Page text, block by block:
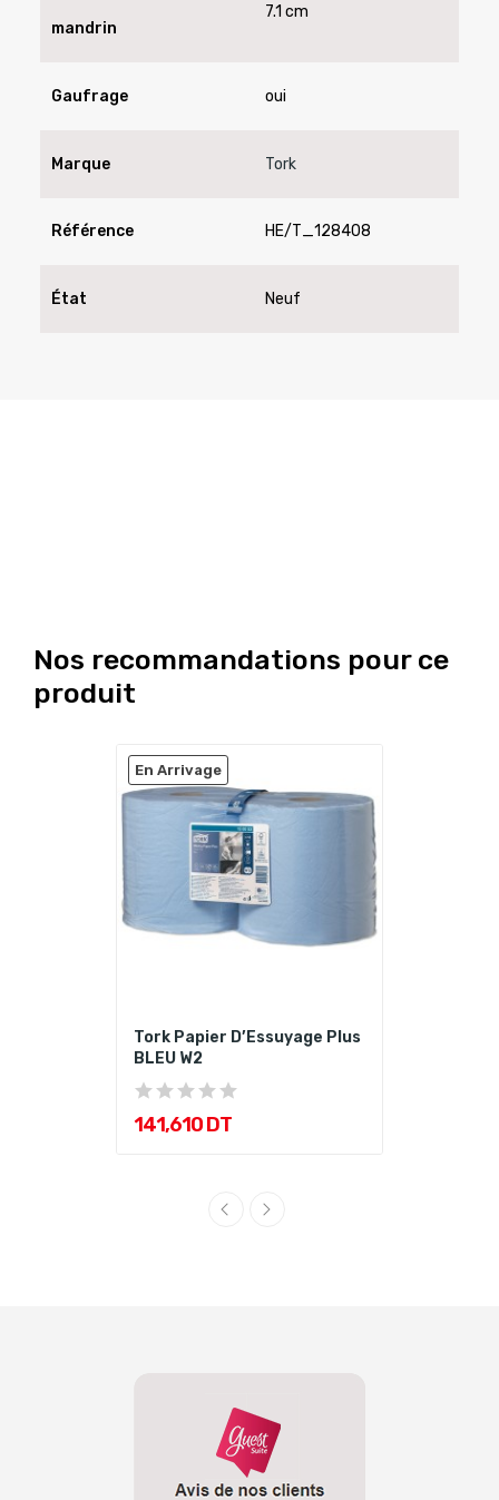
mandrin
7.1 cm
Gaufrage oui
Marque Tork
Référence HE/T_128408
État Neuf
Nos recommandations pour ce
produit
En Arrivage
Tork Papier D’Essuyage Plus
BLEU W2
141,610 DT